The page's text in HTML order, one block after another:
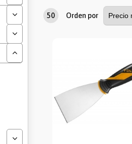
50 Orden por